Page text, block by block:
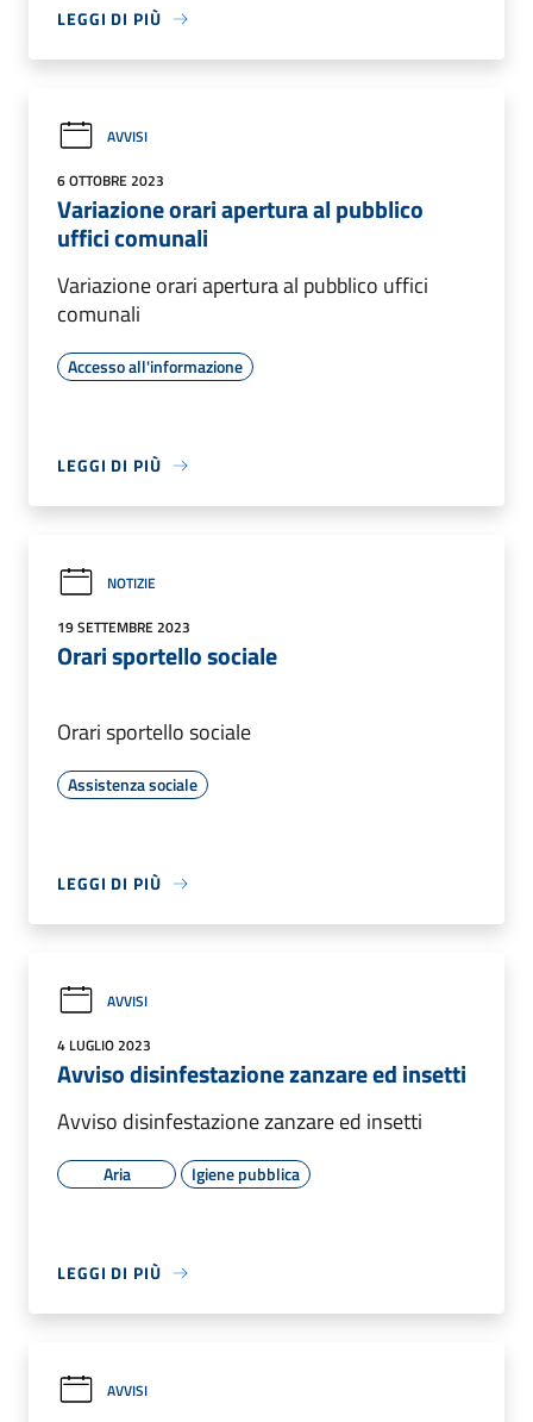
LEGGI DI PIÙ
AVVISI
6 OTTOBRE 2023
Variazione orari apertura al pubblico
uffici comunali
Variazione orari apertura al pubblico uffici
comunali
Accesso all'informazione
LEGGI DI PIÙ
NOTIZIE
19 SETTEMBRE 2023
Orari sportello sociale
Orari sportello sociale
Assistenza sociale
LEGGI DI PIÙ
AVVISI
4 LUGLIO 2023
Avviso disinfestazione zanzare ed insetti
Avviso disinfestazione zanzare ed insetti
Aria Igiene pubblica
LEGGI DI PIÙ
AVVISI